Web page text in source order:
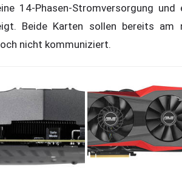
14-Phasen-Stromversorgung und
Beide Karten sollen bereits am
nicht kommuniziert.